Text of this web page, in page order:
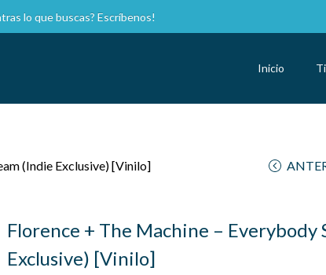
buscas? Escríbenos!
Inicio
(Indie Exclusive) [Vinilo]
Florence + The Machine – Everybody
Exclusive) [Vinilo]